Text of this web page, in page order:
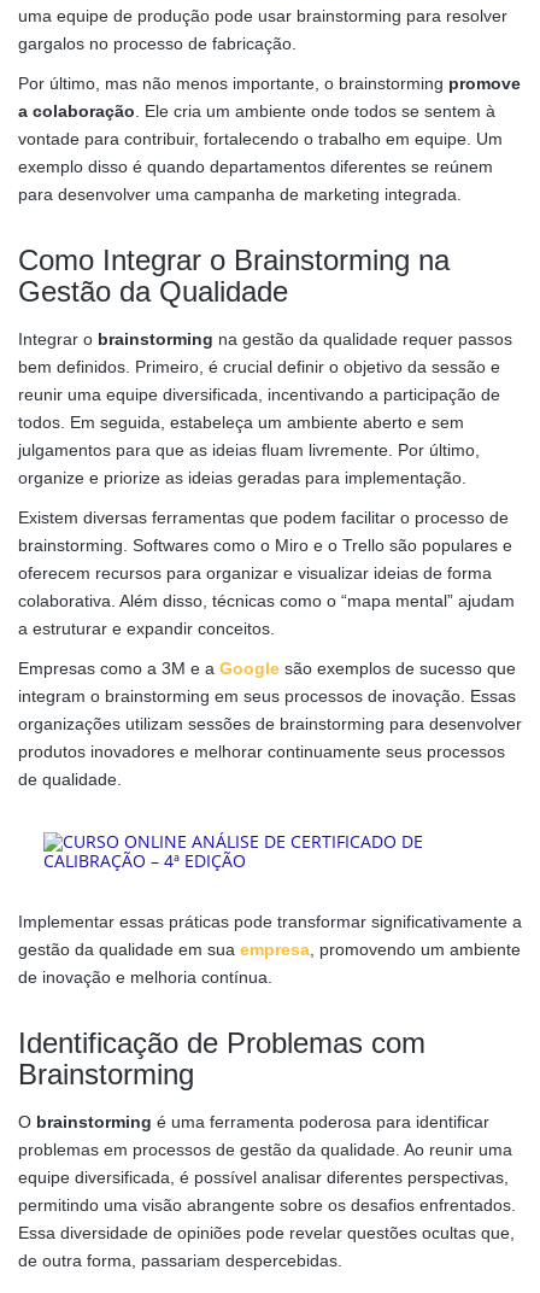
uma equipe de produção pode usar brainstorming para resolver
gargalos no processo de fabricação.
Por último, mas não menos importante, o brainstorming promove
a colaboração. Ele cria um ambiente onde todos se sentem à
vontade para contribuir, fortalecendo o trabalho em equipe. Um
exemplo disso é quando departamentos diferentes se reúnem
para desenvolver uma campanha de marketing integrada.
Como Integrar o Brainstorming na
Gestão da Qualidade
Integrar o brainstorming na gestão da qualidade requer passos
bem definidos. Primeiro, é crucial definir o objetivo da sessão e
reunir uma equipe diversificada, incentivando a participação de
todos. Em seguida, estabeleça um ambiente aberto e sem
julgamentos para que as ideias fluam livremente. Por último,
organize e priorize as ideias geradas para implementação.
Existem diversas ferramentas que podem facilitar o processo de
brainstorming. Softwares como o Miro e o Trello são populares e
oferecem recursos para organizar e visualizar ideias de forma
colaborativa. Além disso, técnicas como o “mapa mental” ajudam
a estruturar e expandir conceitos.
Empresas como a 3M e a Google são exemplos de sucesso que
integram o brainstorming em seus processos de inovação. Essas
organizações utilizam sessões de brainstorming para desenvolver
produtos inovadores e melhorar continuamente seus processos
de qualidade.
Implementar essas práticas pode transformar significativamente a
gestão da qualidade em sua empresa , promovendo um ambiente
de inovação e melhoria contínua.
Identificação de Problemas com
Brainstorming
O brainstorming é uma ferramenta poderosa para identificar
problemas em processos de gestão da qualidade. Ao reunir uma
equipe diversificada, é possível analisar diferentes perspectivas,
permitindo uma visão abrangente sobre os desafios enfrentados.
Essa diversidade de opiniões pode revelar questões ocultas que,
de outra forma, passariam despercebidas.